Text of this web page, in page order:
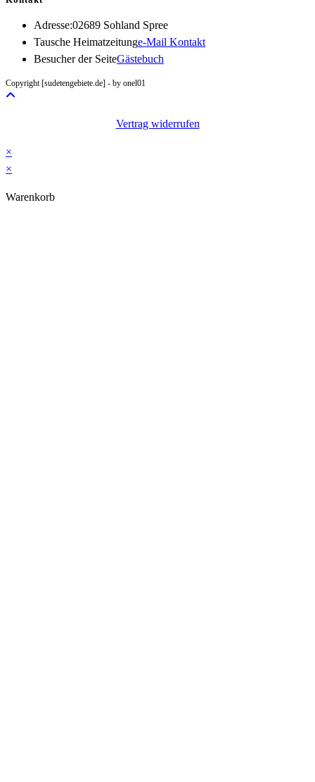
Adresse:02689 Sohland Spree
Tausche Heimatzeitunge-Mail KontaktOpens
Besucher der SeiteGästebuch
Copyright [sudetengebiete.de] - by onel01
Vertrag widerrufen
×
×
Warenkorb